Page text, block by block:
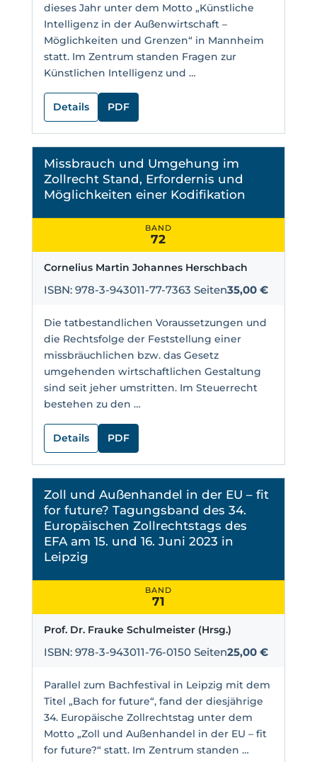
dieses Jahr unter dem Motto „Künstliche
Intelligenz in der Außenwirtschaft –
Möglichkeiten und Grenzen“ in Mannheim
statt. Im Zentrum standen Fragen zur
Künstlichen Intelligenz und …
Details PDF
Missbrauch und Umgehung im
Zollrecht Stand, Erfordernis und
Möglichkeiten einer Kodifikation
BAND
72
Cornelius Martin Johannes Herschbach
ISBN: 978-3-943011-77-7363 Seiten35,00 €
Die tatbestandlichen Voraussetzungen und
die Rechtsfolge der Feststellung einer
missbräuchlichen bzw. das Gesetz
umgehenden wirtschaftlichen Gestaltung
sind seit jeher umstritten. Im Steuerrecht
bestehen zu den …
Details PDF
Zoll und Außenhandel in der EU – fit
for future? Tagungsband des 34.
Europäischen Zollrechtstags des
EFA am 15. und 16. Juni 2023 in
Leipzig
BAND
71
Prof. Dr. Frauke Schulmeister (Hrsg.)
ISBN: 978-3-943011-76-0150 Seiten25,00 €
Parallel zum Bachfestival in Leipzig mit dem
Titel „Bach for future“, fand der diesjährige
34. Europäische Zollrechtstag unter dem
Motto „Zoll und Außenhandel in der EU – fit
for future?“ statt. Im Zentrum standen …